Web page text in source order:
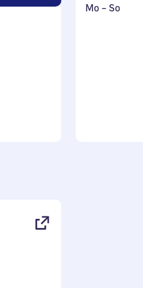
Montag
Mo – So,